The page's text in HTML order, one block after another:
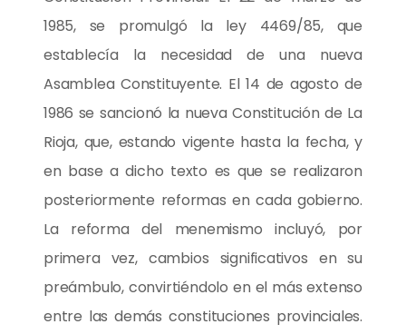
1985, se promulgó la ley 4469/85, que
establecía la necesidad de una nueva
Asamblea Constituyente. El 14 de agosto de
1986 se sancionó la nueva Constitución de La
Rioja, que, estando vigente hasta la fecha, y
en base a dicho texto es que se realizaron
posteriormente reformas en cada gobierno.
La reforma del menemismo incluyó, por
primera vez, cambios significativos en su
preámbulo, convirtiéndolo en el más extenso
entre las demás constituciones provinciales.